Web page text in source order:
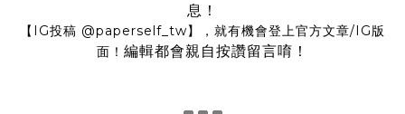
息！
【IG投稿 @paperself_tw】，就有機會登上官方文章/IG版
面！ 編輯都會親自按讚留言唷！